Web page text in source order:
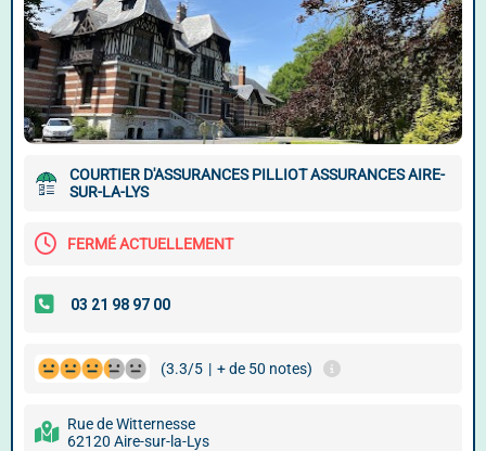
COURTIER D'ASSURANCES PILLIOT ASSURANCES AIRE-
SUR-LA-LYS
FERMÉ ACTUELLEMENT
(3.3/5 | + de 50 notes)
Rue de Witternesse
62120 Aire-sur-la-Lys